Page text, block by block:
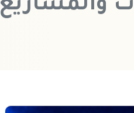
والمشاريع